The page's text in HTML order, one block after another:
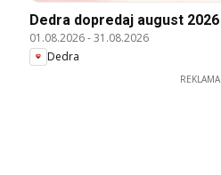
Dedra dopredaj august 2026
01.08.2026-31.08.2026
Dedra
REKLAMA